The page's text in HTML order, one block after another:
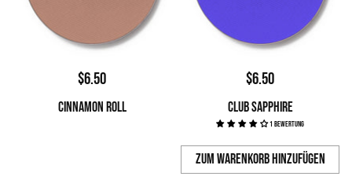
$6.50
CINNAMON ROLL
$6.50
CLUB SAPPHIRE
1 Bewertung
Zum Warenkorb hinzufügen
Anzahl